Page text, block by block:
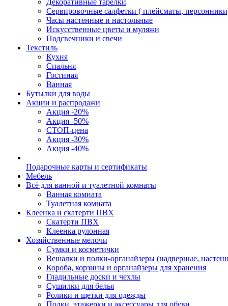
Декоративные тарелки
Сервировочные салфетки ( плейсматы,
Часы настенные и настольные
Искусственные цветы и муляжи
Подсвечники и свечи
Текстиль
Кухня
Спальня
Гостиная
Ванная
Бутылки для воды
Акции и распродажи
Акция -20%
Акция -50%
СТОП-цена
Акция -30%
Акция -40%
Подарочные карты и сертификаты
Мебель
Всё для ванной и туалетной комнаты
Ванная комната
Туалетная комната
Клеенка и скатерти ПВХ
Скатерти ПВХ
Клеенка рулонная
Хозяйственные мелочи
Сумки и косметички
Вешалки и полки-органайзеры (надверные,
Короба, корзины и органайзеры для хранения
Гладильные доски и чехлы
Сушилки для белья
Ролики и щетки для одежды
Полки, этажерки и аксессуары для обуви